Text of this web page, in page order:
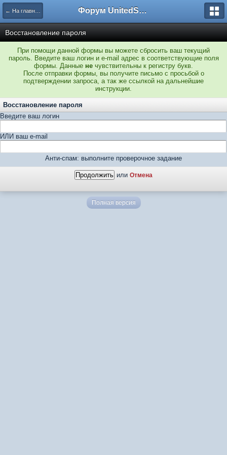
← На главную Форум UnitedSouth
Восстановление пароля
При помощи данной формы вы можете сбросить ваш текущий
пароль. Введите ваш логин и e-mail адрес в соответствующие поля
формы. Данные не чувствительны к регистру букв.
После отправки формы, вы получите письмо с просьбой о
подтверждении запроса, а так же ссылкой на дальнейшие
инструкции.
Восстановление пароля
Введите ваш логин
ИЛИ ваш e-mail
Анти-спам: выполните проверочное задание
или Отмена
Полная версия